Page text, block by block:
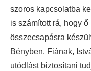
szoros kapcsolatba
is számított rá, hogy
összecsapásra
Bényben. Fiának,
utódlást biztosítani